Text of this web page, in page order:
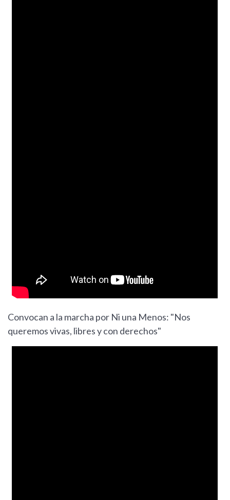
Convocan a la marcha por Ni una Menos: "Nos
queremos vivas, libres y con derechos"